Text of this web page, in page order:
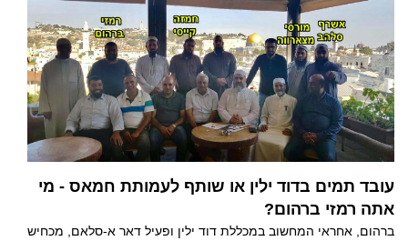
עובד תמים בדוד ילין או שותף לעמותת חמאס - מי
אתה רמזי ברהום?
ברהום, אחראי המחשוב במכללת דוד ילין ופעיל דאר א-סלאם, מכחיש